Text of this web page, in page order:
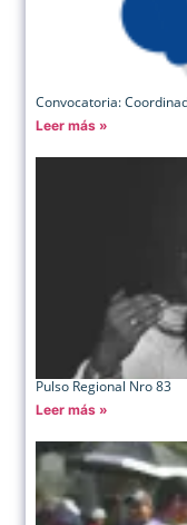
Convocatoria:
Leer más »
Pulso Regional Nro 83
Leer más »